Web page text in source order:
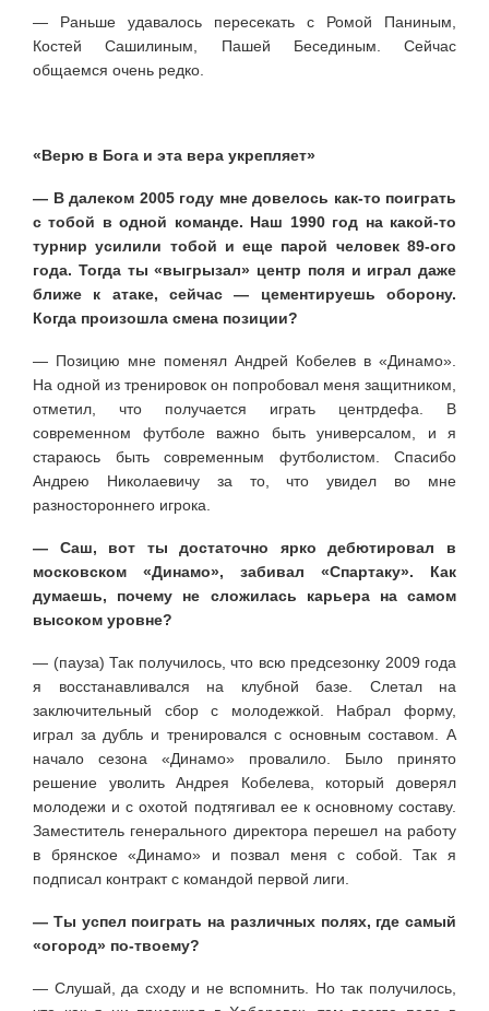
— Раньше удавалось пересекать с Ромой Паниным,
Костей Сашилиным, Пашей Бесединым. Сейчас
общаемся очень редко.
«Верю в Бога и эта вера укрепляет»
— В далеком 2005 году мне довелось как-то поиграть
с тобой в одной команде. Наш 1990 год на какой-то
турнир усилили тобой и еще парой человек 89-ого
года. Тогда ты «выгрызал» центр поля и играл даже
ближе к атаке, сейчас — цементируешь оборону.
Когда произошла смена позиции?
— Позицию мне поменял Андрей Кобелев в «Динамо».
На одной из тренировок он попробовал меня защитником,
отметил, что получается играть центрдефа. В
современном футболе важно быть универсалом, и я
стараюсь быть современным футболистом. Спасибо
Андрею Николаевичу за то, что увидел во мне
разностороннего игрока.
— Саш, вот ты достаточно ярко дебютировал в
московском «Динамо», забивал «Спартаку». Как
думаешь, почему не сложилась карьера на самом
высоком уровне?
— (пауза) Так получилось, что всю предсезонку 2009 года
я восстанавливался на клубной базе. Слетал на
заключительный сбор с молодежкой. Набрал форму,
играл за дубль и тренировался с основным составом. А
начало сезона «Динамо» провалило. Было принято
решение уволить Андрея Кобелева, который доверял
молодежи и с охотой подтягивал ее к основному составу.
Заместитель генерального директора перешел на работу
в брянское «Динамо» и позвал меня с собой. Так я
подписал контракт с командой первой лиги.
— Ты успел поиграть на различных полях, где самый
«огород» по-твоему?
— Слушай, да сходу и не вспомнить. Но так получилось,